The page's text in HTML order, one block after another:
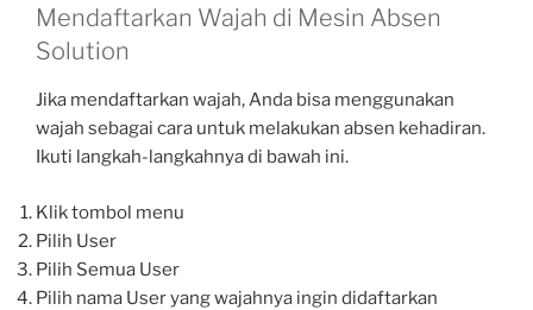
Mendaftarkan Wajah di Mesin Absen
Solution
Jika mendaftarkan wajah, Anda bisa menggunakan
wajah sebagai cara untuk melakukan absen kehadiran.
Ikuti langkah-langkahnya di bawah ini.
Klik tombol menu
Pilih User
Pilih Semua User
Pilih nama User yang wajahnya ingin didaftarkan